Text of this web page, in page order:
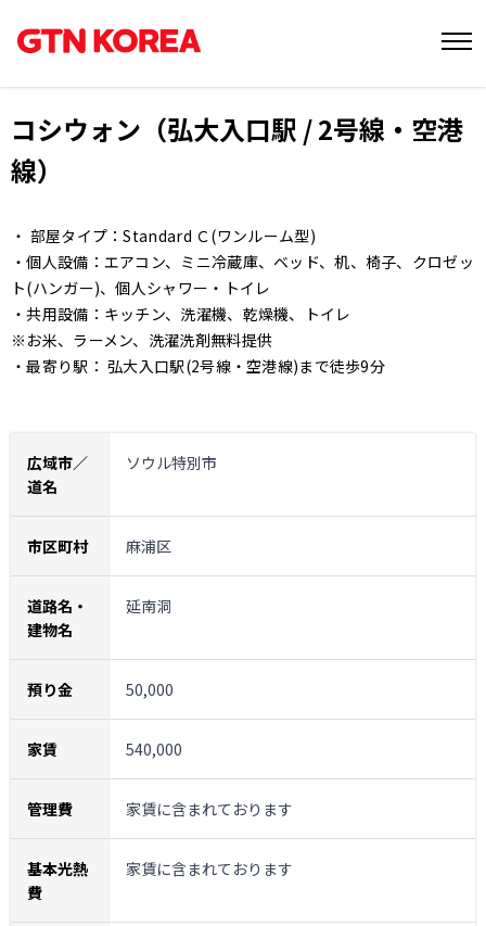
コシウォン（弘大入口駅 / 2号線・空港
線）
・ 部屋タイプ：Standard Ｃ(ワンルーム型)
・個人設備：エアコン、ミニ冷蔵庫、ベッド、机、椅子、クロゼッ
ト(ハンガー)、個人シャワー・トイレ
・共用設備：キッチン、洗濯機、乾燥機、トイレ
※お米、ラーメン、洗濯洗剤無料提供
・最寄り駅： 弘大入口駅(2号線・空港線)まで徒歩9分
広域市／
道名
ソウル特別市
市区町村 麻浦区
道路名・
建物名
延南洞
預り金 50,000
家賃 540,000
管理費 家賃に含まれております
基本光熱
費
家賃に含まれております